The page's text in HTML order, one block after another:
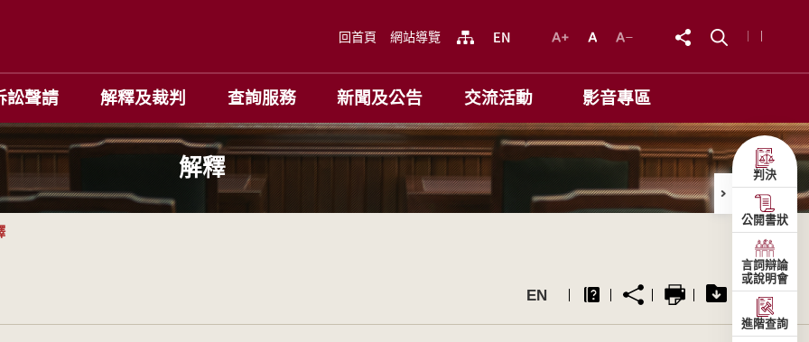
回首頁 網站導覽
訟聲請 解釋及裁判 查詢服務 新聞及公告 交流活動 影音專區
解釋
EN
判決
公開書狀
言詞辯論
或說明會
進階查詢